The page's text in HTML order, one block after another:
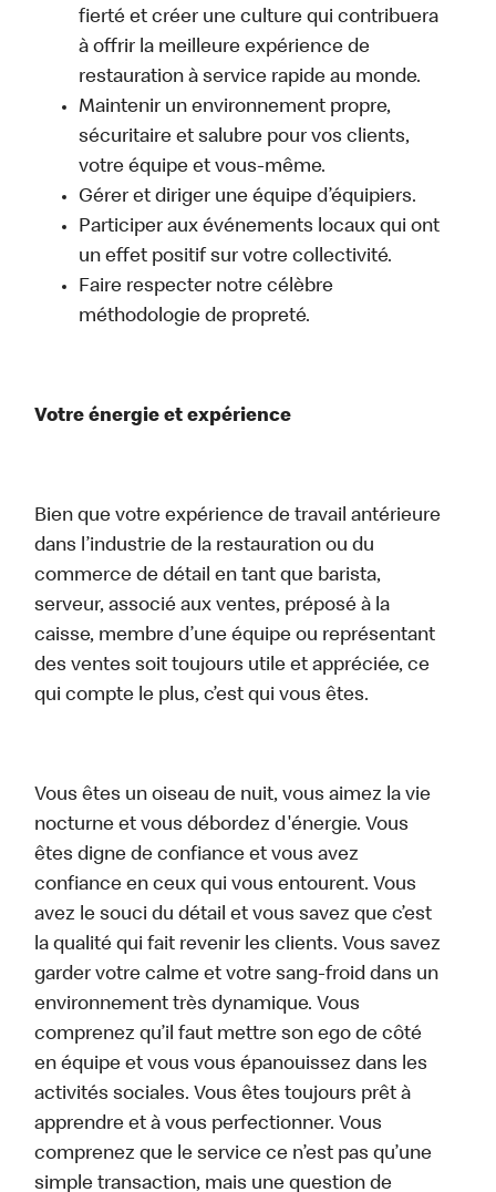
fierté et créer une culture qui contribuera
à offrir la meilleure expérience de
restauration à service rapide au monde.
Maintenir un environnement propre,
sécuritaire et salubre pour vos clients,
votre équipe et vous-même.
Gérer et diriger une équipe d’équipiers.
Participer aux événements locaux qui ont
un effet positif sur votre collectivité.
Faire respecter notre célèbre
méthodologie de propreté.
Votre énergie et expérience
Bien que votre expérience de travail antérieure
dans l’industrie de la restauration ou du
commerce de détail en tant que barista,
serveur, associé aux ventes, préposé à la
caisse, membre d’une équipe ou représentant
des ventes soit toujours utile et appréciée, ce
qui compte le plus, c’est qui vous êtes.
Vous êtes un oiseau de nuit, vous aimez la vie
nocturne et vous débordez d'énergie. Vous
êtes digne de confiance et vous avez
confiance en ceux qui vous entourent. Vous
avez le souci du détail et vous savez que c’est
la qualité qui fait revenir les clients. Vous savez
garder votre calme et votre sang-froid dans un
environnement très dynamique. Vous
comprenez qu’il faut mettre son ego de côté
en équipe et vous vous épanouissez dans les
activités sociales. Vous êtes toujours prêt à
apprendre et à vous perfectionner. Vous
comprenez que le service ce n’est pas qu’une
simple transaction, mais une question de